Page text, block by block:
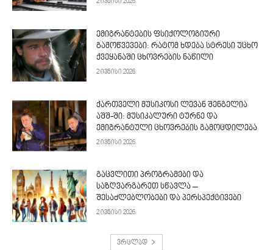
2 ივნისი 2026
ემიგრანტების ფსიქოლოგიური
გამოწვევები: რატომ ხდება სტრესი უცხო
ქვეყანაში ცხოვრების ნაწილი
2 ივნისი 2026
ქართველი მუსიკოსი ლევან შენგელია
აშშ-ში: მუსიკალური ტურნე და
ემიგრანტული ცხოვრების გამოცდილება
2 ივნისი 2026
გაცვლითი პროგრამები და
საზღვარგარეთ სწავლა –
შესაძლებლობები და პერსპექტივები
2 ივნისი 2026
ვრცლად